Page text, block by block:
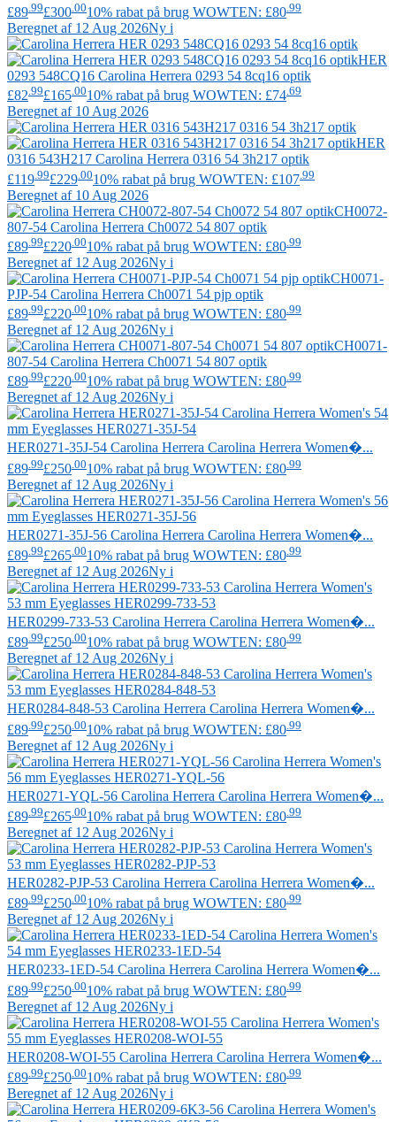
£89 .99£300 .0010% rabat på brug WOWTEN: £80 .99
Beregnet af 12 Aug 2026Ny i
HER
0293 548CQ16 Carolina Herrera 0293 54 8cq16 optik
£82 .99£165 .0010% rabat på brug WOWTEN: £74 .69
Beregnet af 10 Aug 2026
HER
0316 543H217 Carolina Herrera 0316 54 3h217 optik
£119 .99£229 .0010% rabat på brug WOWTEN: £107 .99
Beregnet af 10 Aug 2026
CH0072-
807-54 Carolina Herrera Ch0072 54 807 optik
£89 .99£220 .0010% rabat på brug WOWTEN: £80 .99
Beregnet af 12 Aug 2026Ny i
CH0071-
PJP-54 Carolina Herrera Ch0071 54 pjp optik
£89 .99£220 .0010% rabat på brug WOWTEN: £80 .99
Beregnet af 12 Aug 2026Ny i
CH0071-
807-54 Carolina Herrera Ch0071 54 807 optik
£89.99£220.0010% rabat på brug WOWTEN: £80.99
Beregnet af 12 Aug 2026Ny i
HER0271-35J-54 Carolina Herrera Carolina Herrera Women�...
£89 .99£250 .0010% rabat på brug WOWTEN: £80 .99
Beregnet af 12 Aug 2026Ny i
HER0271-35J-56 Carolina Herrera Carolina Herrera Women�...
£89 .99£265 .0010% rabat på brug WOWTEN: £80 .99
Beregnet af 12 Aug 2026Ny i
HER0299-733-53 Carolina Herrera Carolina Herrera Women�...
£89.99£250.0010% rabat på brug WOWTEN: £80.99
Beregnet af 12 Aug 2026Ny i
HER0284-848-53 Carolina Herrera Carolina Herrera Women�...
£89 .99£250 .0010% rabat på brug WOWTEN: £80 .99
Beregnet af 12 Aug 2026Ny i
HER0271-YQL-56 Carolina Herrera Carolina Herrera Women�...
£89 .99£265 .0010% rabat på brug WOWTEN: £80 .99
Beregnet af 12 Aug 2026Ny i
HER0282-PJP-53 Carolina Herrera Carolina Herrera Women�...
£89.99£250.0010% rabat på brug WOWTEN: £80.99
Beregnet af 12 Aug 2026Ny i
HER0233-1ED-54 Carolina Herrera Carolina Herrera Women�...
£89 .99£250 .0010% rabat på brug WOWTEN: £80 .99
Beregnet af 12 Aug 2026Ny i
HER0208-WOI-55 Carolina Herrera Carolina Herrera Women�...
£89 .99£250 .0010% rabat på brug WOWTEN: £80 .99
Beregnet af 12 Aug 2026Ny i